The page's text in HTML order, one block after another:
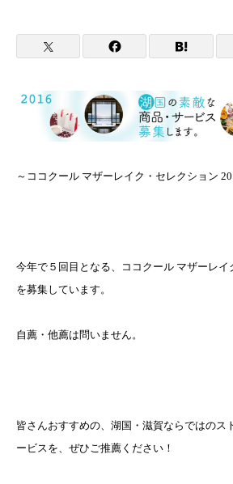
～ココクール マザーレイク・セレクション
今年で５回目となる、ココクール マザーレ
を募集しています。
自薦・他薦は問いません。
皆さんおすすめの、湖国・滋賀ならではのス
ービスを、ぜひご推薦ください！